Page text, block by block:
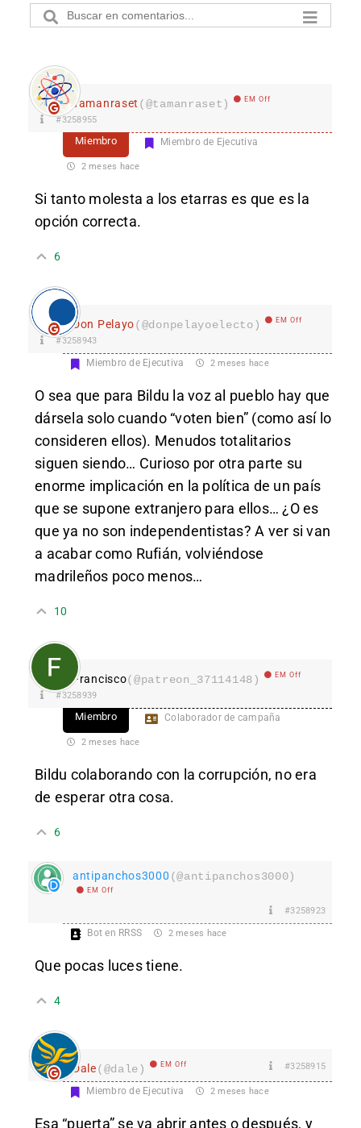
Tamanraset (@tamanraset) EM Off
#3258955
Miembro Miembro de Ejecutiva
2 meses hace
Si tanto molesta a los etarras es que es la
opción correcta.
6
Don Pelayo(@donpelayoelecto) EM Off
#3258943
Miembro de Ejecutiva 2 meses hace
O sea que para Bildu la voz al pueblo hay que
dársela solo cuando “voten bien” (como así lo
consideren ellos). Menudos totalitarios
siguen siendo… Curioso por otra parte su
enorme implicación en la política de un país
que se supone extranjero para ellos… ¿O es
que ya no son independentistas? A ver si van
a acabar como Rufián, volviéndose
madrileños poco menos…
10
Francisco(@patreon_37114148) EM Off
#3258939
Miembro Colaborador de campaña
2 meses hace
Bildu colaborando con la corrupción, no era
de esperar otra cosa.
6
antipanchos3000 (@antipanchos3000)
EM Off
#3258923
Bot en RRSS 2 meses hace
Que pocas luces tiene.
4
Dale(@dale) EM Off #3258915
Miembro de Ejecutiva 2 meses hace
Esa “puerta” se va abrir antes o después, y